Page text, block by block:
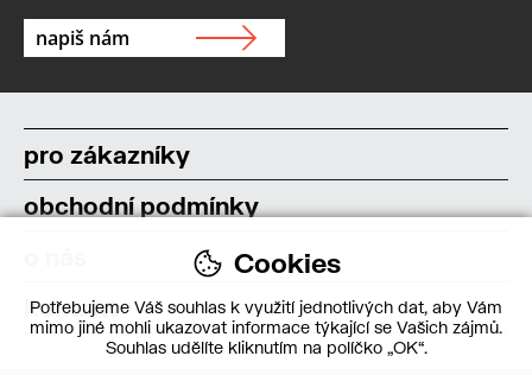
pro zákazníky
obchodní podmínky
kontakt
Cookies
Potřebujeme Váš souhlas k využití jednotlivých dat, aby Vám
mimo jiné mohli ukazovat informace týkající se Vašich zájmů.
Souhlas udělíte kliknutím na políčko „OK“.